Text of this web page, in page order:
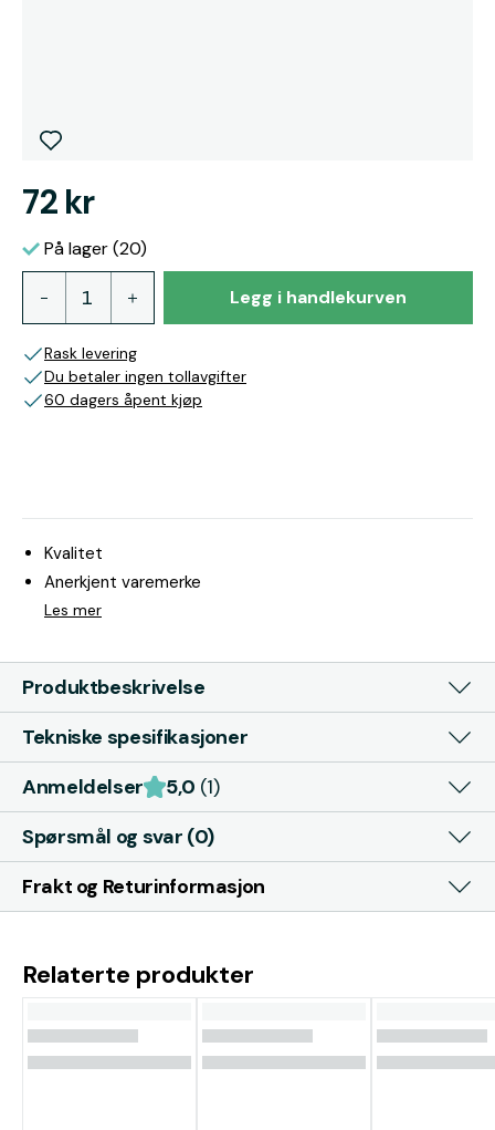
72 kr
På lager (20)
Legg i handlekurven
Rask levering
Du betaler ingen tollavgifter
60 dagers åpent kjøp
Kvalitet
Anerkjent varemerke
Les mer
Produktbeskrivelse
Tekniske spesifikasjoner
Anmeldelser
5,0 (1)
Spørsmål og svar (0)
Frakt og Returinformasjon
Relaterte produkter